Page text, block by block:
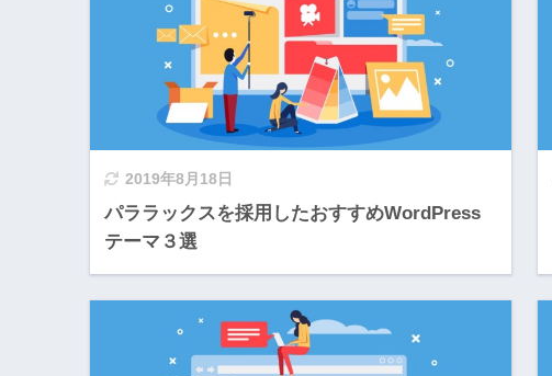
2019年8月18日
パララックスを採用したおすすめWordPress
テーマ３選